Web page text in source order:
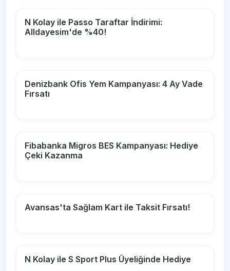
N Kolay ile Passo Taraftar İndirimi:
Alldayesim'de %40!
Denizbank Ofis Yem Kampanyası: 4 Ay Vade
Fırsatı
Fibabanka Migros BES Kampanyası: Hediye
Çeki Kazanma
Avansas'ta Sağlam Kart ile Taksit Fırsatı!
N Kolay ile S Sport Plus Üyeliğinde Hediye